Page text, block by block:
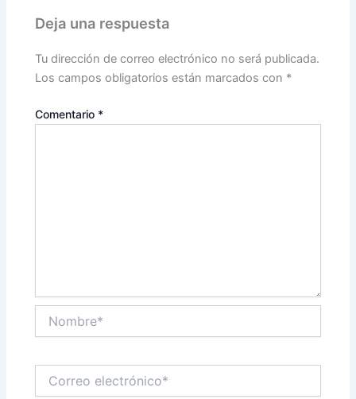
Deja una respuesta
Tu dirección de correo electrónico no será publicada.
Los campos obligatorios están marcados con *
Comentario *
electrónico*